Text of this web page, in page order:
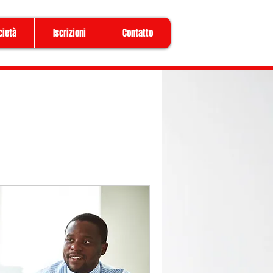
Iscrizioni Contatto